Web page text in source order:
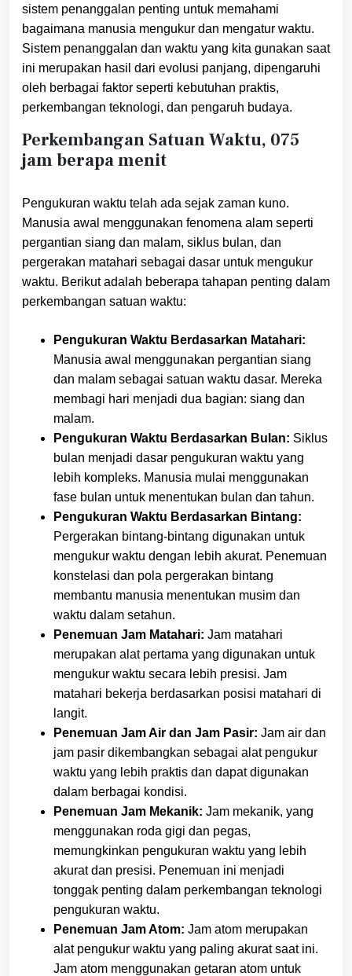
sistem penanggalan penting untuk memahami
bagaimana manusia mengukur dan mengatur waktu.
Sistem penanggalan dan waktu yang kita gunakan saat
ini merupakan hasil dari evolusi panjang, dipengaruhi
oleh berbagai faktor seperti kebutuhan praktis,
perkembangan teknologi, dan pengaruh budaya.
Perkembangan Satuan Waktu, 075
jam berapa menit
Pengukuran waktu telah ada sejak zaman kuno.
Manusia awal menggunakan fenomena alam seperti
pergantian siang dan malam, siklus bulan, dan
pergerakan matahari sebagai dasar untuk mengukur
waktu. Berikut adalah beberapa tahapan penting dalam
perkembangan satuan waktu:
Pengukuran Waktu Berdasarkan Matahari:
Manusia awal menggunakan pergantian siang
dan malam sebagai satuan waktu dasar. Mereka
membagi hari menjadi dua bagian: siang dan
malam.
Pengukuran Waktu Berdasarkan Bulan: Siklus
bulan menjadi dasar pengukuran waktu yang
lebih kompleks. Manusia mulai menggunakan
fase bulan untuk menentukan bulan dan tahun.
Pengukuran Waktu Berdasarkan Bintang:
Pergerakan bintang-bintang digunakan untuk
mengukur waktu dengan lebih akurat. Penemuan
konstelasi dan pola pergerakan bintang
membantu manusia menentukan musim dan
waktu dalam setahun.
Penemuan Jam Matahari: Jam matahari
merupakan alat pertama yang digunakan untuk
mengukur waktu secara lebih presisi. Jam
matahari bekerja berdasarkan posisi matahari di
langit.
Penemuan Jam Air dan Jam Pasir: Jam air dan
jam pasir dikembangkan sebagai alat pengukur
waktu yang lebih praktis dan dapat digunakan
dalam berbagai kondisi.
Penemuan Jam Mekanik: Jam mekanik, yang
menggunakan roda gigi dan pegas,
memungkinkan pengukuran waktu yang lebih
akurat dan presisi. Penemuan ini menjadi
tonggak penting dalam perkembangan teknologi
pengukuran waktu.
Penemuan Jam Atom: Jam atom merupakan
alat pengukur waktu yang paling akurat saat ini.
Jam atom menggunakan getaran atom untuk